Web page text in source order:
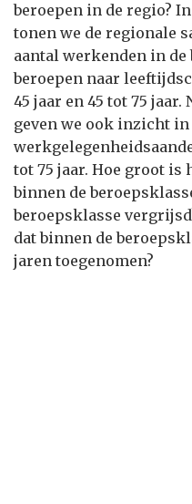
beroepen in de regio?
tonen we de regionale
aantal werkenden in
beroepen naar
45 jaar en 45 tot 75
geven we ook inzicht in
tot 75 jaar. Hoe groot is
binnen de
beroepsklasse
dat binnen de
jaren toegenomen?